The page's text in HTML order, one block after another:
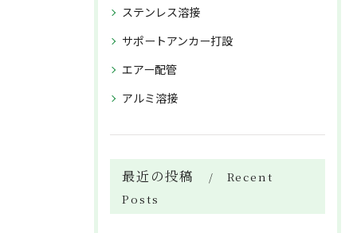
ステンレス溶接
サポートアンカー打設
エアー配管
アルミ溶接
最近の投稿
Recent
Posts